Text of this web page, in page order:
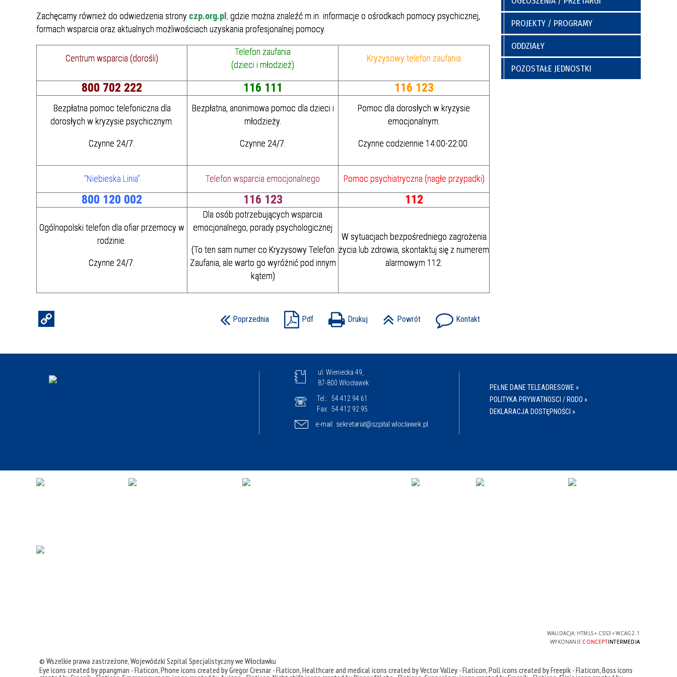
Jadłospisy Dekadowe
Zdjęcia Posiłków
Materiały Edukacyjne dla Pacjentów
Wyniki Uzyskanych Badań
Laboratoryjnych
Zgłaszanie Anonimowych Uwag
Kaplica Szpitalna
Cennik Badań Diagnostycznych i
Protokoły Kontroli Wody
Komunikaty ws. Promieniowania
Jonizującego
Wsparcie w Kryzysie Psychicznym –
Telefonów Pomocowych
Poradnia Ortopedii i Traumatologii Poradnia Otolaryngologiczna Poradnia Preluksacyjna
Poradnia Rehabilitacyjna Poradnia Urologiczna
Oddział Rehabilitacji
Kardiologicznej/Oddział Dzienny
Rehabilitacji Kardiologicznej
Oddział Urologii
Zdrowia
Zachęcamy również do odwiedzenia strony czp.org.pl , gdzie można znaleźć m.in. informacje o ośrodkach pomocy psychicznej,
formach wsparcia oraz aktualnych możliwościach uzyskania profesjonalnej pomocy.
Centrum wsparcia (dorośli)
Telefon zaufania
(dzieci i młodzież)
Kryzysowy telefon zaufania
800 702 222 116 111 116 123
Bezpłatna pomoc telefoniczna dla
dorosłych w kryzysie psychicznym.
Czynne 24/7.
Bezpłatna, anonimowa pomoc dla dzieci i
młodzieży.
Czynne 24/7.
Pomoc dla dorosłych w kryzysie
emocjonalnym.
Czynne codziennie 14:00-22:00.
"Niebieska Linia" Telefon wsparcia emocjonalnego Pomoc psychiatryczna (nagłe przypadki)
800 120 002 116 123 112
Ogólnopolski telefon dla ofiar przemocy w
rodzinie.
Czynne 24/7.
Dla osób potrzebujących wsparcia
emocjonalnego, porady psychologicznej
(To ten sam numer co Kryzysowy Telefon
Zaufania, ale warto go wyróżnić pod innym
kątem)
W sytuacjach bezpośredniego zagrożenia
życia lub zdrowia, skontaktuj się z numerem
alarmowym 112.
Poprzednia Pdf Drukuj Powrót Kontakt
PROJEKTY / PROGRAMY
ODDZIAŁY
POZOSTAŁE JEDNOSTKI
ul. Wieniecka 49,
87-800 Włocławek
Tel.: 54 412 94 61
Fax: 54 412 92 95
e-mail: sekretariat@szpital.wloclawek.pl
PEŁNE DANE TELEADRESOWE »
POLITYKA PRYWATNOSCI / RODO »
DEKLARACJA DOSTĘPNOŚCI »
© Wszelkie prawa zastrzeżone,Wojewódzki Szpital Specjalistyczny we Włocławku
Eye icons created by ppangman - Flaticon,Phone icons created by Gregor Cresnar - Flaticon,Healthcare and medical icons created by Vector Valley - Flaticon,Poll icons created by Freepik - Flaticon,Boss icons
WALIDACJA: HTML5+ CSS3 +WCAG 2.1
WYKONANIE CONCEPTINTERMEDIA